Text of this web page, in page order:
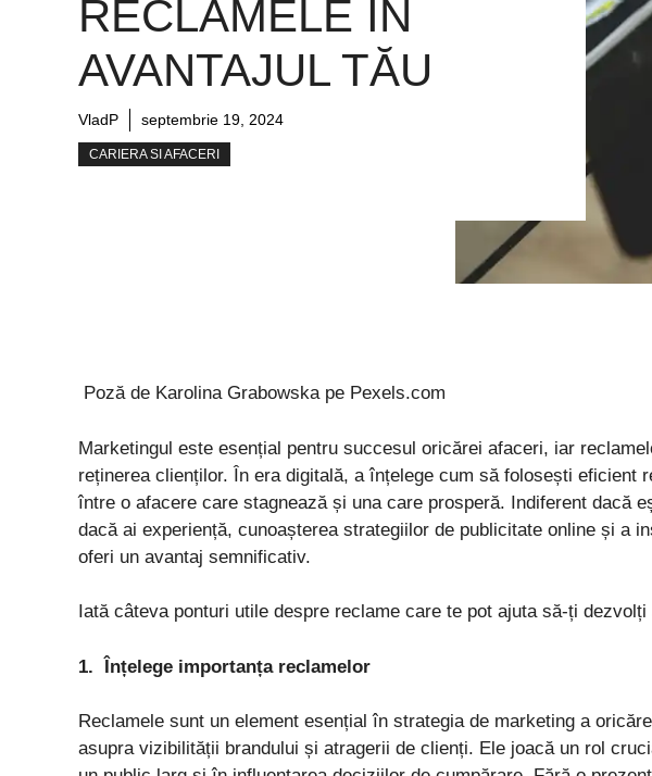
RECLAMELE ÎN
AVANTAJUL TĂU
VladP septembrie 19, 2024
CARIERA SI AFACERI
Poză de Karolina Grabowska pe Pexels.com
Marketingul este esențial pentru succesul oricărei afaceri, iar
reținerea clienților. În era digitală, a înțelege cum să folosești eficient
între o afacere care stagnează și una care prosperă. Indiferent dacă
dacă ai experiență, cunoașterea strategiilor de publicitate online și a
oferi un avantaj semnificativ.
Iată câteva ponturi utile despre reclame care te pot ajuta să-ți dezvolți
1. Înțelege importanța reclamelor
Reclamele sunt un element esențial în strategia de marketing a
asupra vizibilității brandului și atragerii de clienți. Ele joacă un rol